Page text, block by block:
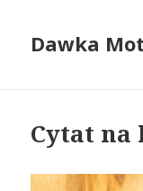
Dawka
Cytat na